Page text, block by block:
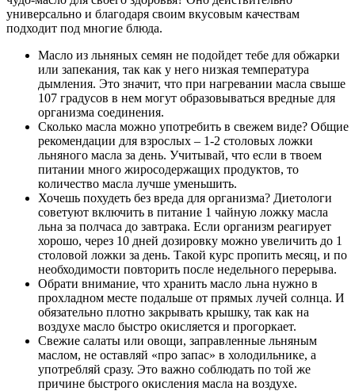
универсально и благодаря своим вкусовым качествам
подходит под многие блюда.
Масло из льняных семян не подойдет тебе для обжарки
или запекания, так как у него низкая температура
дымления. Это значит, что при нагревании масла свыше
107 градусов в нем могут образовываться вредные для
организма соединения.
Сколько масла можно употребить в свежем виде? Общие
рекомендации для взрослых – 1-2 столовых ложки
льняного масла за день. Учитывай, что если в твоем
питании много жиросодержащих продуктов, то
количество масла лучше уменьшить.
Хочешь похудеть без вреда для организма? Диетологи
советуют включить в питание 1 чайную ложку масла
льна за полчаса до завтрака. Если организм реагирует
хорошо, через 10 дней дозировку можно увеличить до 1
столовой ложки за день. Такой курс пропить месяц, и по
необходимости повторить после недельного перерыва.
Обрати внимание, что хранить масло льна нужно в
прохладном месте подальше от прямых лучей солнца. И
обязательно плотно закрывать крышку, так как на
воздухе масло быстро окисляется и прогоркает.
Свежие салаты или овощи, заправленные льняным
маслом, не оставляй «про запас» в холодильнике, а
употребляй сразу. Это важно соблюдать по той же
причине быстрого окисления масла на воздухе.